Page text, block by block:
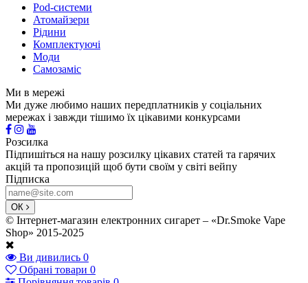
Pod-системи
Атомайзери
Рідини
Комплектуючі
Моди
Самозаміс
Ми в мережі
Ми дуже любимо наших передплатників у соціальних
мережах і завжди тішимо їх цікавими конкурсами
Розсилка
Підпишіться на нашу розсилку цікавих статей та гарячих
акцій та пропозицій щоб бути своїм у світі вейпу
Підписка
ОК
© Інтернет-магазин електронних сигарет – «Dr.Smoke Vape
Shop» 2015-2025
Ви дивились 0
Обрані товари 0